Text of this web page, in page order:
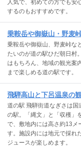
人気で、初めての方でも安
するのもおすすめです。
乗鞍岳や御嶽山・野麦
乗鞍岳や御嶽山、野麦峠な
たいのが道の駅ひだ朝日村
はもちろん、地域の観光案
まで楽しめる道の駅です。
飛騨高山と下呂温泉の
道の駅 飛騨街道なぎさは
の駅。「縄文」と「収穫」
で、敷地内には高さ約13メ
す。施設内には地元で採れ
ジュースが楽しめます。